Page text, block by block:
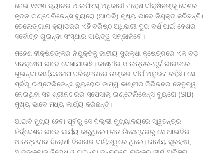
ନେଇ ୧୯୯୩ ବ୍ୟାଚର ଆଇପିଏସ୍ ଅଧିକାରୀ ମହେଶ ଦୀକ୍ଷିତଙ୍କୁ ଦେଶର
ନୂତନ ଇଣ୍ଟେଲିଜେନ୍ସ ବ୍ୟୁରୋ (ଆଇବି) ମୁଖ୍ୟ ଭାବେ ନିଯୁକ୍ତ କରିଛନ୍ତି।
ତେଲେଙ୍ଗାନା କ୍ୟାଡରର ଏହି ବରିଷ୍ଠ ଅଧିକାରୀ ଦୁଇ ବର୍ଷ ପାଇଁ ଦେଶର
ସର୍ବୋଚ୍ଚ ଗୁଇନ୍ଦା ସଂସ୍ଥାର ଦାୟିତ୍ୱ ସମ୍ଭାଳିବେ।
ମହେଶ ଦୀକ୍ଷିତଙ୍କର ନିଯୁକ୍ତିକୁ ଜାତୀୟ ସୁରକ୍ଷା କ୍ଷେତ୍ରରେ ଏକ ବଡ଼
ପଦକ୍ଷେପ ଭାବେ ଦେଖାଯାଉଛି। କାଶ୍ମୀର ଓ ଉତ୍ତର-ପୂର୍ବ ଭାରତରେ
ଗୁଇନ୍ଦା କାର୍ଯ୍ୟକଳାପ ପରିଚାଳନାରେ ତାଙ୍କର ଦୀର୍ଘ ଅନୁଭବ ରହିଛି। ସେ
ପୂର୍ବରୁ ଇଣ୍ଟେଲିଜେନ୍ସ ବ୍ୟୁରୋର ଜାମ୍ମୁ-କାଶ୍ମୀର ଡିଭିଜନର ନେତୃତ୍ୱ
ନେଇଥିବା ସହ ଶ୍ରୀନଗରର ସ୍ପେସାଲ୍ ଇଣ୍ଟେଲିଜେନ୍ସ ବ୍ୟୁରୋ (SIB)
ମୁଖ୍ୟ ଭାବେ ମଧ୍ୟ କାର୍ଯ୍ୟ କରିଛନ୍ତି।
ଆଇବି ମୁଖ୍ୟ ହେବା ପୂର୍ବରୁ ସେ ଦିଲ୍ଲୀ ମୁଖ୍ୟାଳୟରେ ସ୍ୱତନ୍ତ୍ର
ନିର୍ଦ୍ଦେଶକ ଭାବେ କାର୍ଯ୍ୟ କରୁଥିଲେ। ଗତ ଡିସେମ୍ବରରୁ ସେ ଆଇବିର
ଆତଙ୍କବାଦ ବିରୋଧୀ ବିଭାଗର ଦାୟିତ୍ୱରେ ଥିଲେ। ଜାତୀୟ ସୁରକ୍ଷା,